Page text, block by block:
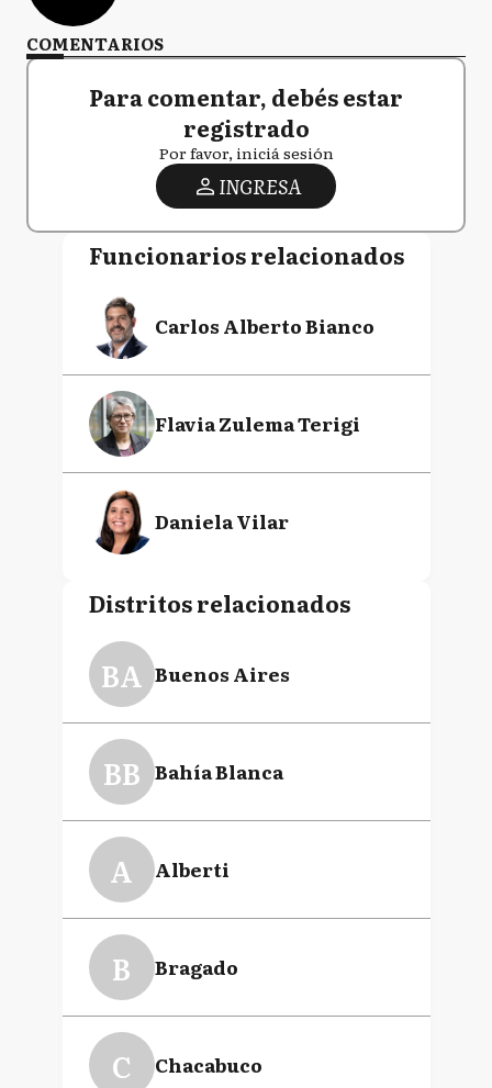
COMENTARIOS
Para comentar, debés estar
registrado
Por favor, iniciá sesión
INGRESA
Funcionarios relacionados
Carlos Alberto Bianco
Flavia Zulema Terigi
Daniela Vilar
Distritos relacionados
BA Buenos Aires
BB Bahía Blanca
A Alberti
B Bragado
C Chacabuco